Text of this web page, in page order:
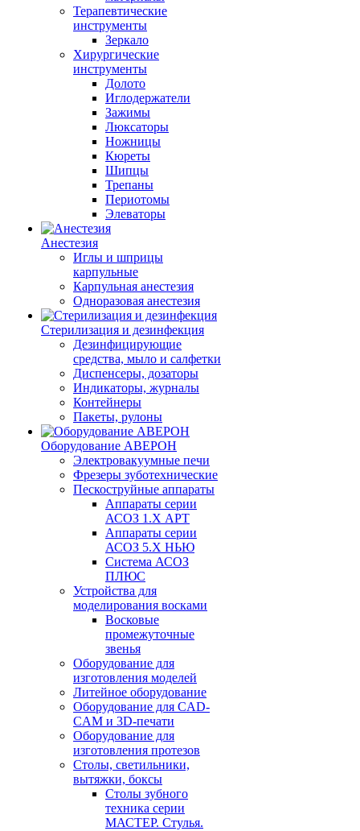
Терапевтические
инструменты
Зеркало
Хирургические
инструменты
Долото
Иглодержатели
Зажимы
Люксаторы
Ножницы
Кюреты
Шипцы
Трепаны
Периотомы
Элеваторы
Анестезия
Иглы и шприцы
карпульные
Карпульная анестезия
Одноразовая анестезия
Стерилизация и дезинфекция
Дезинфицирующие
средства, мыло и салфетки
Диспенсеры, дозаторы
Индикаторы, журналы
Контейнеры
Пакеты, рулоны
Оборудование АВЕРОН
Электровакуумные печи
Фрезеры зуботехнические
Пескоструйные аппараты
Аппараты серии
АСОЗ 1.Х АРТ
Аппараты серии
АСОЗ 5.Х НЬЮ
Система АСОЗ
ПЛЮС
Устройства для
моделирования восками
Восковые
промежуточные
звенья
Оборудование для
изготовления моделей
Литейное оборудование
Оборудование для CAD-
CAM и 3D-печати
Оборудование для
изготовления протезов
Cтолы, светильники,
вытяжки, боксы
Столы зубного
техника серии
МАСТЕР. Стулья.